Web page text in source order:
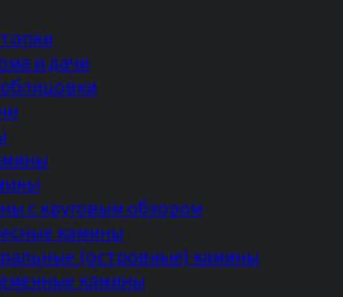
и дачи
с круговым обзором
камины
(островные) камины
камины